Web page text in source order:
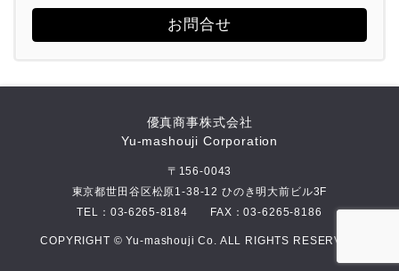
お問合せ
優真商事株式会社
Yu-mashouji Corporation
〒156-0043
東京都世田谷区松原1-38-12 ひのき明大前ビル3F
TEL： 03-6265-8184 FAX：03-6265-8186
COPYRIGHT © Yu-mashouji Co. ALL RIGHTS RESERVED